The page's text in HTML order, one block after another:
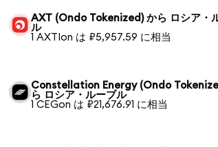
AXT (Ondo Tokenized) から ロシア・
ル
1 AXTIon は ₽5,957.59 に相当
Constellation Energy (Ondo
ら ロシア・ルーブル
1 CEGon は ₽21,676.91 に相当